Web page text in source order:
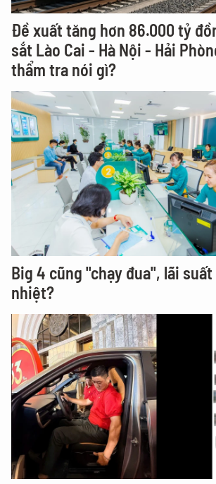
Đề xuất tăng hơn 86.000 tỷ
sắt Lào Cai - Hà Nội - Hải
thẩm tra nói gì?
Big 4 cũng "chạy đua", lãi
nhiệt?